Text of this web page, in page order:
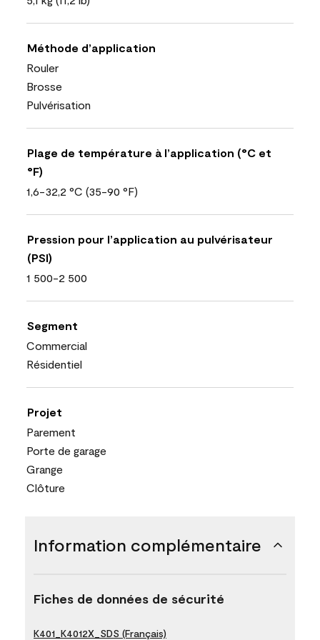
Méthode d’application
Rouler
Brosse
Pulvérisation
Plage de température à l’application (°C et
°F)
1,6-32,2 °C (35-90 °F)
Pression pour l’application au pulvérisateur
(PSI)
1 500-2 500
Segment
Commercial
Résidentiel
Projet
Parement
Porte de garage
Grange
Clôture
Information complémentaire
Fiches de données de sécurité
K401_K4012X_SDS (Français)